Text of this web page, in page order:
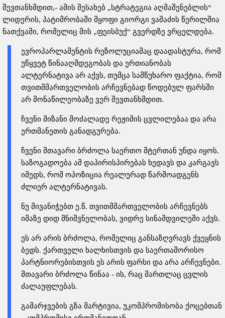
შევთანხმდით,- ამის შესახებ „სტრატეგია აღმაშენებლის“
ლიდერის, პატიმრობაში მყოფი გიორგი ვაშაძის წერილშია
ნათქვამი, რომელიც მის „ფეისბუქ“ გვერდზე ვრცელდება.
ევროპარლამენტის რეზოლუციამაც დაადასტურა, რომ
უწყვეტ წინააღმდეგობას და ერთიანობას
ალტერნატივა არ აქვს, თუმცა სამწუხარო ფაქტია, რომ
თვითმმართველობის არჩევნებად წოდებულ ფარსში
არ მონაწილეობაზე ვერ შევთანხმდით.
ჩვენი მიზანი მოძალადე რეჟიმის ცვლილებაა და არა
ერთმანეთის განადგურება.
ჩვენი მთავარი ბრძოლა საერთო მტერთან უნდა იყოს.
საზოგადოება ამ დაპირისპირებას ხედავს და კარგავს
იმედს, რომ ოპოზიცია რეალურად წარმოადგენს
ძლიერ ალტერნატივას.
ნუ მივანიჭებთ ე.წ. თვითმმართველობის არჩევნებს
იმაზე დიდ მნიშვნელობას, ვიდრე სინამდვილეში აქვს.
ეს არ არის ბრძოლა, რომელიც განსაზღვრავს ქვეყნის
ბედს. ქართველი ხალხისთვის და საერთაშორისო
პარტნიორებისთვის ეს არის ფარსი და არა არჩევნები.
მთავარი ბრძოლა წინაა - ის, რაც მართლაც ცვლის
ძალაუფლებას.
გამარჯვების გზა მარტივია, უკომპრომისობა ქოცებთან